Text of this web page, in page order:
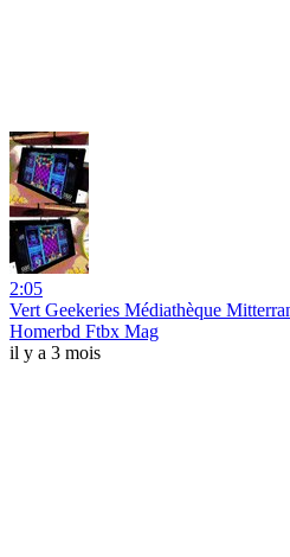
2:05
Vert Geekeries Médiathèque
Homerbd Ftbx Mag
il y a 3 mois